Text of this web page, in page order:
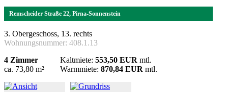
Remscheider Straße 22, Pirna-Sonnenstein
3. Obergeschoss, 13. rechts
Wohnungsnummer: 408.1.13
4 Zimmer
ca. 73,80 m²
Kaltmiete: 553,50 EUR mtl.
Warmmiete: 870,84 EUR mtl.